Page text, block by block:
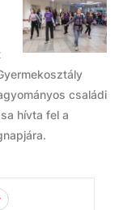
családi
hívta fel a